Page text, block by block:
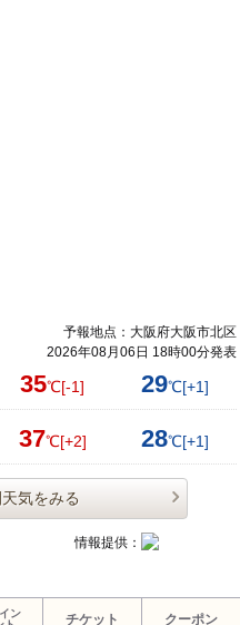
予報地点：大阪府大阪市北区
2026年08月06日 18時00分発表
35℃[-1] 29℃[+1]
37℃[+2] 28℃[+1]
気をみる
情報提供：
ン
チケット クーポン